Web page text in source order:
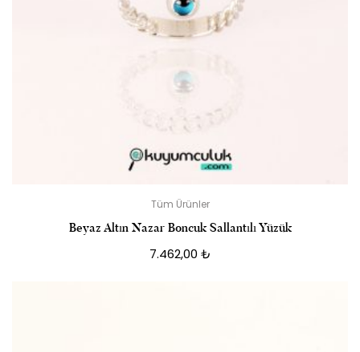
Tüm Ürünler
Beyaz Altın Nazar Boncuk Sallantılı Yüzük
7.462,00 ₺